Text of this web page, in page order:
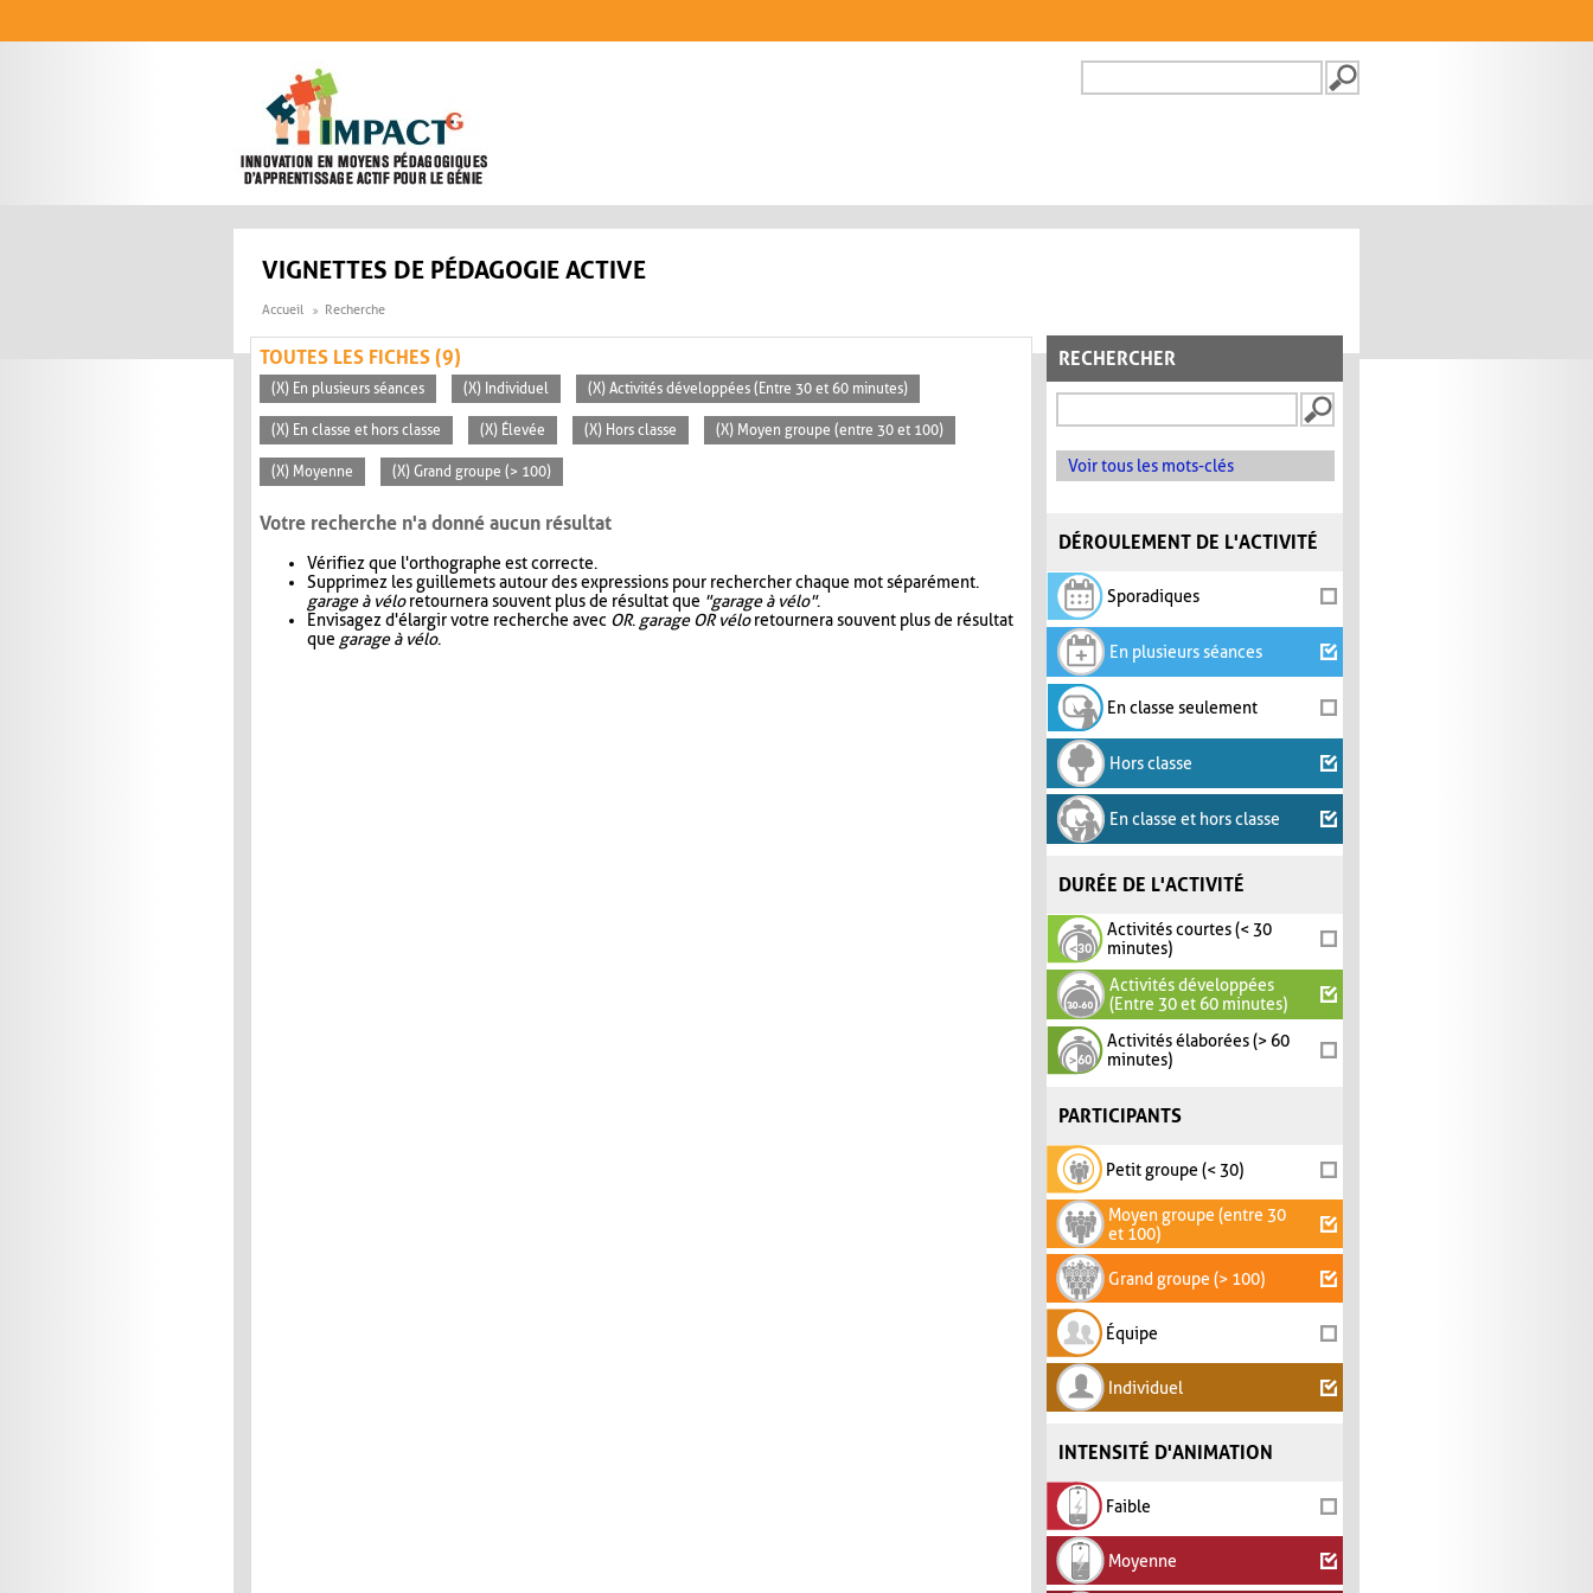
FORMULAIRE DE
VIGNETTES DE PÉDAGOGIE ACTIVE
Accueil Recherche
RECHERCHER
Voir tous les mots-clés
DÉROULEMENT DE L'ACTIVITÉ
Sporadiques
En plusieurs séances
En classe seulement
Hors classe
En classe et hors classe
DURÉE DE L'ACTIVITÉ
Activités courtes (< 30
minutes)
Activités développées
(Entre 30 et 60 minutes)
Activités élaborées (> 60
minutes)
PARTICIPANTS
Petit groupe (< 30)
Moyen groupe (entre 30
et 100)
Grand groupe (> 100)
Équipe
Individuel
INTENSITÉ D'ANIMATION
Faible
Moyenne
TOUTES LES FICHES (9)
(X) En plusieurs séances (X) Individuel (X) Activités développées (Entre 30 et 60 minutes)
(X) En classe et hors classe (X) Élevée (X) Hors classe (X) Moyen groupe (entre 30 et 100)
(X) Moyenne (X) Grand groupe (> 100)
Votre recherche n'a donné aucun résultat
Vérifiez que l'orthographe est correcte.
Supprimez les guillemets autour des expressions pour rechercher chaque mot séparément.
garage à véloretournera souvent plus de résultat que "garage à vélo".
Envisagez d'élargir votre recherche avec OR. garage OR véloretournera souvent plus de résultat
que garage à vélo.